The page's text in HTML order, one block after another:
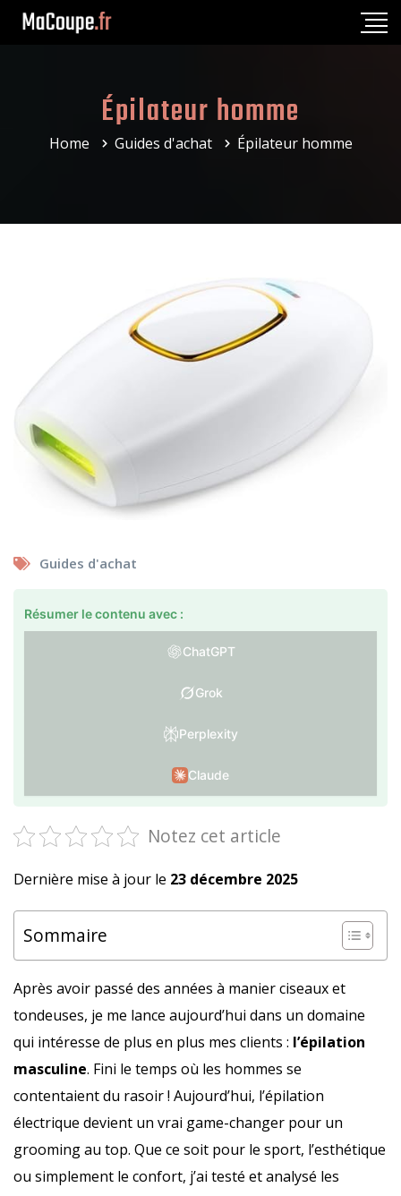
Épilateur homme
Home Guides d'achat Épilateur homme
Guides d'achat
Résumer le contenu avec :
ChatGPT
Grok
Perplexity
Claude
Notez cet article
Dernière mise à jour le 23 décembre 2025
Sommaire
Après avoir passé des années à manier ciseaux et
tondeuses, je me lance aujourd’hui dans un domaine
qui intéresse de plus en plus mes clients : l’épilation
masculine. Fini le temps où les hommes se
contentaient du rasoir ! Aujourd’hui, l’épilation
électrique devient un vrai game-changer pour un
grooming au top. Que ce soit pour le sport, l’esthétique
ou simplement le confort, j’ai testé et analysé les